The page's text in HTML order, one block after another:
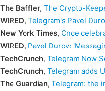
The Baffler, The Crypto-
WIRED, Telegram's Pavel
New York Times, Once
WIRED, Pavel Durov:
TechCrunch, Telegram Now
TechCrunch, Telegram adds
The Guardian, Telegram: the